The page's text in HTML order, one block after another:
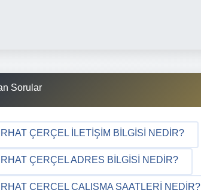
Sorular
ÇERÇEL İLETIŞIM BILGISI NEDIR?
ÇERÇEL ADRES BILGISI NEDIR?
ÇERÇEL ÇALIŞMA SAATLERI NEDIR?